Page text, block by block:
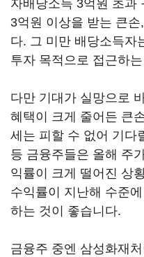
자배당소득 3억원 초과
3억원 이상을 받는 큰
다. 그 미만 배당소득자
투자 목적으로 접근하
다만 기대가 실망으로
혜택이 크게 줄어든 큰
세는 피할 수 없어 기다
등 금융주들은 올해 주
익률이 크게 떨어진 상
수익률이 지난해 수준
하는 것이 좋습니다.
금융주 중엔 삼성화재